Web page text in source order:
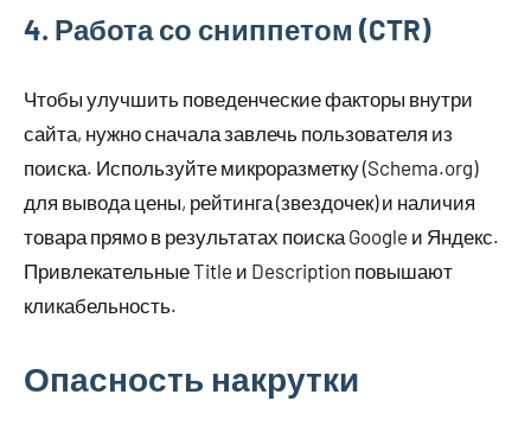
4. Работа со сниппетом (CTR)
Чтобы улучшить поведенческие факторы внутри
сайта, нужно сначала завлечь пользователя из
поиска. Используйте микроразметку (Schema.org)
для вывода цены, рейтинга (звездочек) и наличия
товара прямо в результатах поиска Google и Яндекс.
Привлекательные Title и Description повышают
кликабельность.
Опасность накрутки